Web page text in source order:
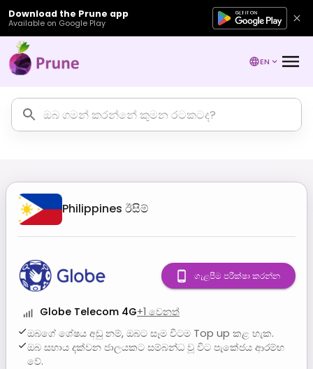
Download the Prune app
Available on Google Play
EN
Philippines ඊසිම්
Globe Telecom 4G+1 වෙනත්
ඔබගේ ශේෂය අඩු නම්, ඔබට සෑම විටම Top up කළ හැක.
ඔබ සහාය දක්වන ජාලයකට සම්බන්ධ වූ විට පැකේජය ආරම්භ
වේ.
ගැළපීම පරීක්ෂා කරන්න